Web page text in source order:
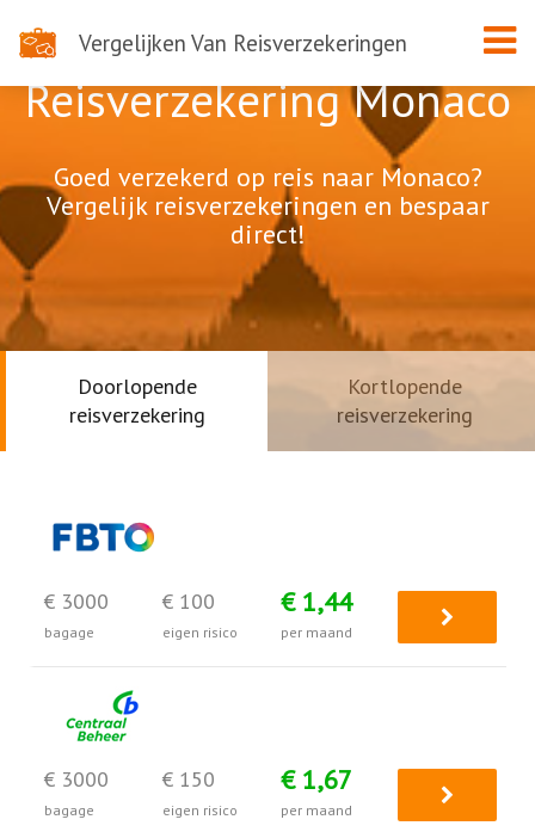
Vergelijken Van Reisverzekeringen
Reisverzekering Monaco
Goed verzekerd op reis naar Monaco?
Vergelijk reisverzekeringen en bespaar
direct!
Doorlopende
reisverzekering
Kortlopende
reisverzekering
€ 3000
bagage
€ 100
eigen risico
€ 1,44
per maand
€ 3000
bagage
€ 150
eigen risico
€ 1,67
per maand